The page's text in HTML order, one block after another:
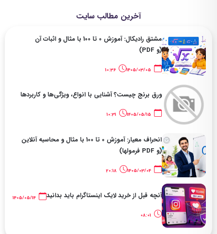
آخرین مطالب سایت
مشتق رادیکال: آموزش 0 تا 100 با مثال و اثبات آن
(و PDF)
10:36
ورق برنج چیست؟ آشنایی با انواع، ویژگی‌ها و کاربردها
انحراف معیار: آموزش 0 تا 100 با مثال و محاسبه آنلاین
(و PDF فرمولها)
20:18
آنچه قبل از خرید لایک اینستاگرام باید بدانید